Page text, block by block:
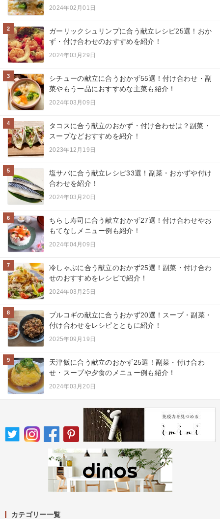
2024年02月01日
2
ガーリックシュリンプに合う献立レシピ25選！おか
ず・付け合わせのおすすめを紹介！
2024年03月29日
3
シチューの献立に合うおかず55選！付け合わせ・副
菜やもう一品におすすめな主菜も紹介！
2024年03月09日
4
タコスに合う献立のおかず・付け合わせは？副菜・
スープなどおすすめを紹介！
2023年12月19日
5
塩サバに合う献立レシピ33選！副菜・おかずや付け
合わせを紹介！
2024年03月20日
6
ちらし寿司に合う献立おかず27選！付け合わせやお
もてなしメニュー例も紹介！
2024年04月09日
7
冷しゃぶに合う献立のおかず25選！副菜・付け合わ
せのおすすめをレシピで紹介！
2024年03月25日
8
プルコギの献立に合うおかず20選！スープ・副菜・
付け合わせをレシピとともに紹介！
2025年09月19日
9
天津飯に合う献立のおかず25選！副菜・付け合わ
せ・スープや夕食のメニュー例も紹介！
2024年03月20日
カテゴリー一覧